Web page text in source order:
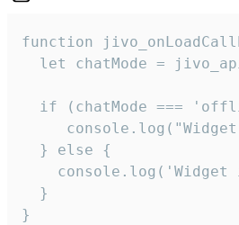
function
let chatMode =
if (chatMode ===
  } else {
console.log('Widget
  }
}